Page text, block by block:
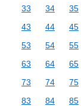
33
34 35
43
44 45
53
54 55
63
64 65
73
74 75
83
84 85